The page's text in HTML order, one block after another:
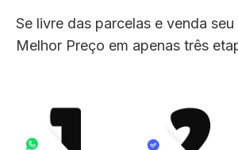
Se livre das parcelas e venda
Melhor Preço em apenas três